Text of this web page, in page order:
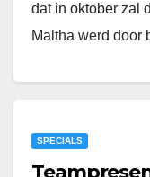
dat in oktober zal
Maltha werd
SPECIALS